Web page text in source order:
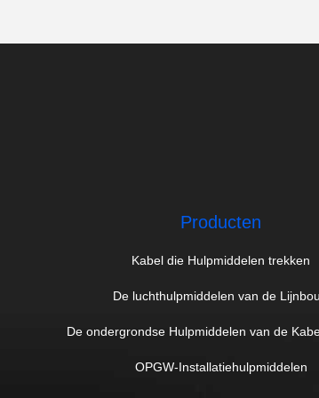
Producten
Kabel die Hulpmiddelen trekken
De luchthulpmiddelen van de
De ondergrondse Hulpmiddelen van de
OPGW-Installatiehulpmiddelen